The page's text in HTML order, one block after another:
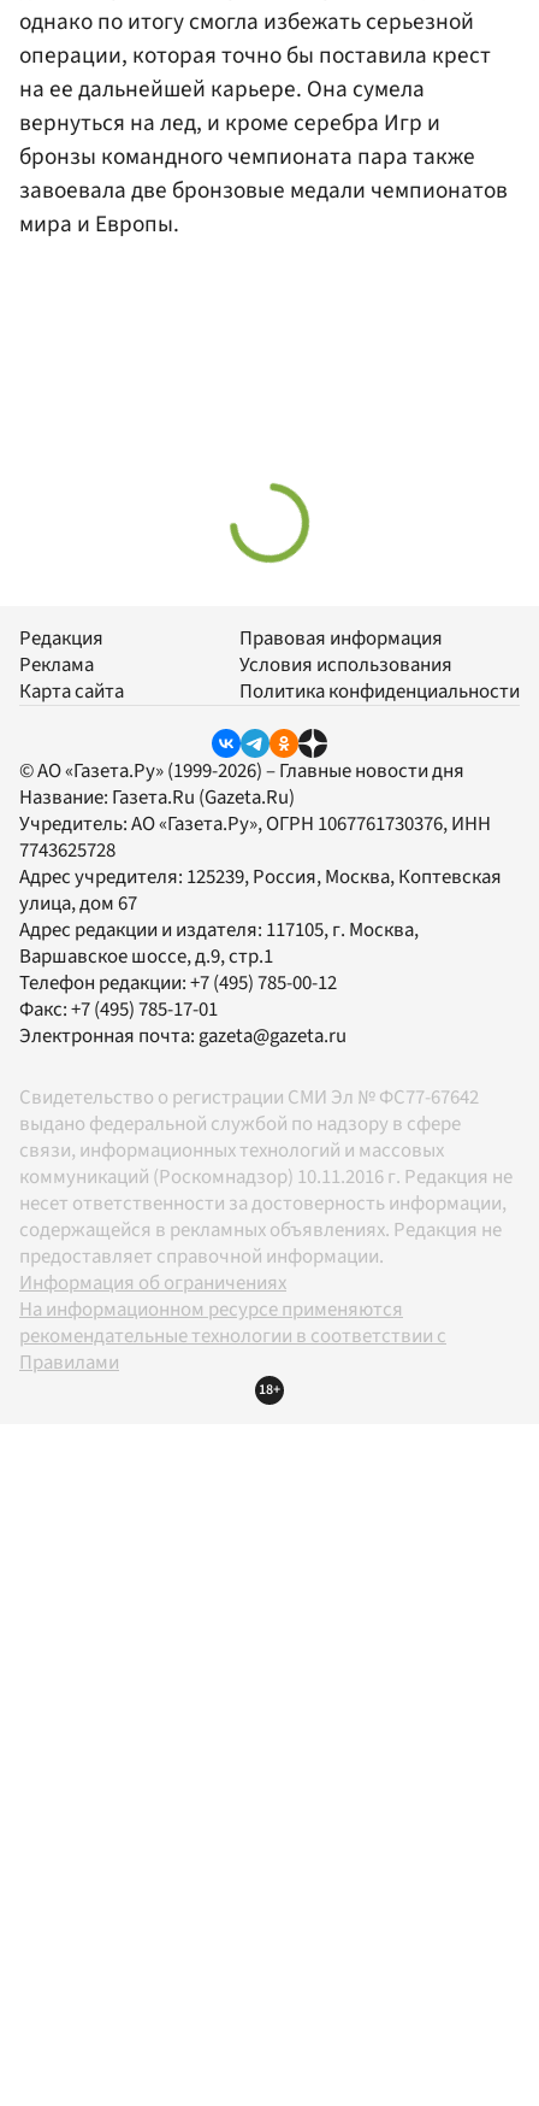
однако по итогу смогла избежать серьезной
операции, которая точно бы поставила крест
на ее дальнейшей карьере. Она сумела
вернуться на лед, и кроме серебра Игр и
бронзы командного чемпионата пара также
завоевала две бронзовые медали чемпионатов
мира и Европы.
Редакция
Реклама
Карта сайта
Правовая информация
Условия использования
Политика конфиденциальности
© АО «Газета.Ру» (1999-2026) – Главные новости дня
Название: Газета.Ru (Gazeta.Ru)
Учредитель:АО «Газета.Ру», ОГРН 1067761730376, ИНН
7743625728
Адрес учредителя: 125239, Россия, Москва, Коптевская
улица, дом 67
Адрес редакции и издателя: 117105, г. Москва,
Варшавское шоссе, д.9, стр.1
Телефон редакции:+7 (495) 785-00-12
Факс:+7 (495) 785-17-01
Электронная почта: gazeta@gazeta.ru
Свидетельство о регистрации СМИ Эл № ФС77-67642
выдано федеральной службой по надзору в сфере
связи, информационных технологий и массовых
коммуникаций (Роскомнадзор) 10.11.2016 г. Редакция не
несет ответственности за достоверность информации,
содержащейся в рекламных объявлениях. Редакция не
предоставляет справочной информации.
Информация об ограничениях
На информационном ресурсе применяются
рекомендательные технологии в соответствии с
Правилами
18+